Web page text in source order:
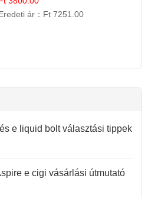
ár： Ft 7251.00
e liquid bolt választási tippek
e cigi vásárlási útmutató